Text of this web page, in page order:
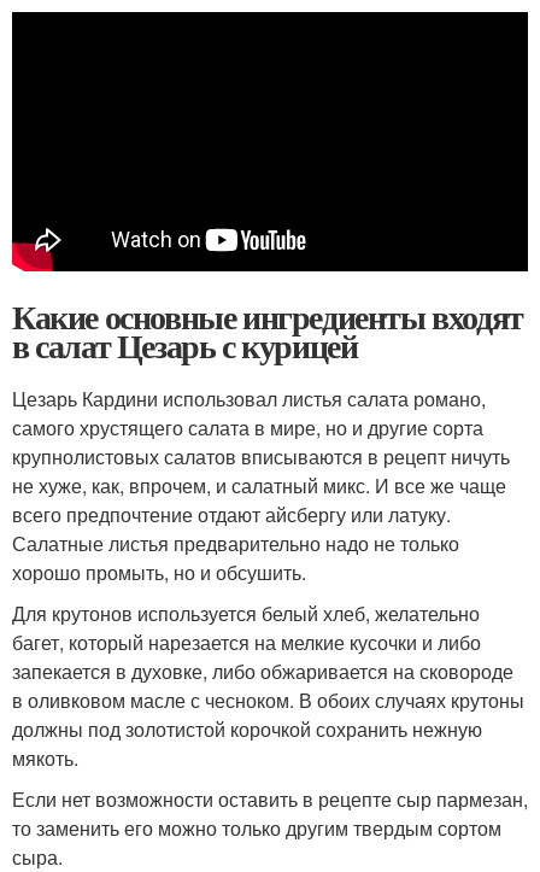
Какие основные ингредиенты входят
в салат Цезарь с курицей
Цезарь Кардини использовал листья салата романо,
самого хрустящего салата в мире, но и другие сорта
крупнолистовых салатов вписываются в рецепт ничуть
не хуже, как, впрочем, и салатный микс. И все же чаще
всего предпочтение отдают айсбергу или латуку.
Салатные листья предварительно надо не только
хорошо промыть, но и обсушить.
Для крутонов используется белый хлеб, желательно
багет, который нарезается на мелкие кусочки и либо
запекается в духовке, либо обжаривается на сковороде
в оливковом масле с чесноком. В обоих случаях крутоны
должны под золотистой корочкой сохранить нежную
мякоть.
Если нет возможности оставить в рецепте сыр пармезан,
то заменить его можно только другим твердым сортом
сыра.